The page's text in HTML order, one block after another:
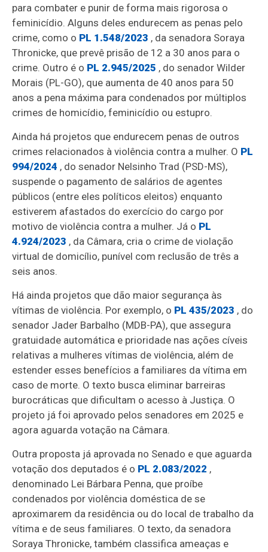
para combater e punir de forma mais rigorosa o
feminicídio. Alguns deles endurecem as penas pelo
crime, como o PL 1.548/2023 , da senadora Soraya
Thronicke, que prevê prisão de 12 a 30 anos para o
crime. Outro é o PL 2.945/2025 , do senador Wilder
Morais (PL-GO), que aumenta de 40 anos para 50
anos a pena máxima para condenados por múltiplos
crimes de homicídio, feminicídio ou estupro.
Ainda há projetos que endurecem penas de outros
crimes relacionados à violência contra a mulher. O PL
994/2024 , do senador Nelsinho Trad (PSD-MS),
suspende o pagamento de salários de agentes
públicos (entre eles políticos eleitos) enquanto
estiverem afastados do exercício do cargo por
motivo de violência contra a mulher. Já o PL
4.924/2023 , da Câmara, cria o crime de violação
virtual de domicílio, punível com reclusão de três a
seis anos.
Há ainda projetos que dão maior segurança às
vítimas de violência. Por exemplo, o PL 435/2023 , do
senador Jader Barbalho (MDB-PA), que assegura
gratuidade automática e prioridade nas ações cíveis
relativas a mulheres vítimas de violência, além de
estender esses benefícios a familiares da vítima em
caso de morte. O texto busca eliminar barreiras
burocráticas que dificultam o acesso à Justiça. O
projeto já foi aprovado pelos senadores em 2025 e
agora aguarda votação na Câmara.
Outra proposta já aprovada no Senado e que aguarda
votação dos deputados é o PL 2.083/2022 ,
denominado Lei Bárbara Penna, que proíbe
condenados por violência doméstica de se
aproximarem da residência ou do local de trabalho da
vítima e de seus familiares. O texto, da senadora
Soraya Thronicke, também classifica ameaças e